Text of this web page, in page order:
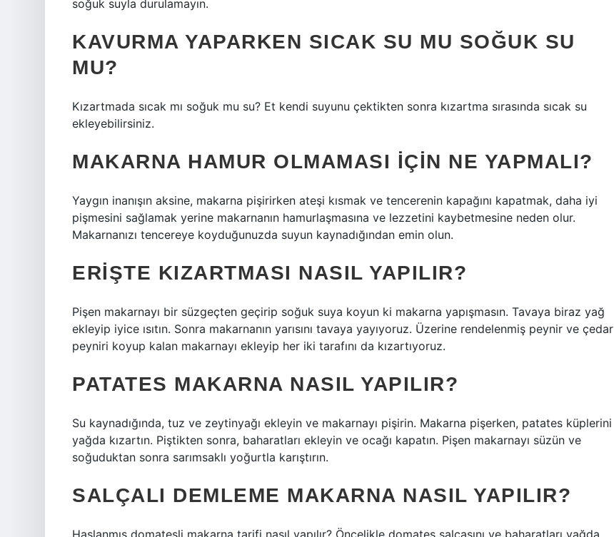
soğuk suyla durulamayın.
KAVURMA YAPARKEN SICAK SU MU SOĞUK SU
MU?
Kızartmada sıcak mı soğuk mu su? Et kendi suyunu çektikten sonra kızartma sırasında sıcak su
ekleyebilirsiniz.
MAKARNA HAMUR OLMAMASI IÇIN NE YAPMALI?
Yaygın inanışın aksine, makarna pişirirken ateşi kısmak ve tencerenin kapağını kapatmak, daha iyi
pişmesini sağlamak yerine makarnanın hamurlaşmasına ve lezzetini kaybetmesine neden olur.
Makarnanızı tencereye koyduğunuzda suyun kaynadığından emin olun.
ERIŞTE KIZARTMASI NASIL YAPILIR?
Pişen makarnayı bir süzgeçten geçirip soğuk suya koyun ki makarna yapışmasın. Tavaya biraz yağ
ekleyip iyice ısıtın. Sonra makarnanın yarısını tavaya yayıyoruz. Üzerine rendelenmiş peynir ve çedar
peyniri koyup kalan makarnayı ekleyip her iki tarafını da kızartıyoruz.
PATATES MAKARNA NASIL YAPILIR?
Su kaynadığında, tuz ve zeytinyağı ekleyin ve makarnayı pişirin. Makarna pişerken, patates küplerini
yağda kızartın. Piştikten sonra, baharatları ekleyin ve ocağı kapatın. Pişen makarnayı süzün ve
soğuduktan sonra sarımsaklı yoğurtla karıştırın.
SALÇALI DEMLEME MAKARNA NASIL YAPILIR?
Haşlanmış domatesli makarna tarifi nasıl yapılır? Öncelikle domates salçasını ve baharatları yağda